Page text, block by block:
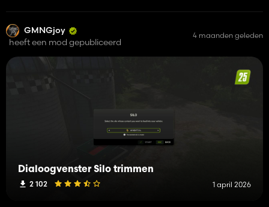
GMNGjoy
heeft een mod gepubliceerd
4 maanden geleden
Dialoogvenster Silo trimmen
2 102 1 april 2026